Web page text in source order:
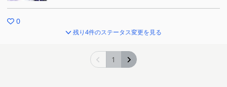
0
残り4件のステータス変更を見る
1